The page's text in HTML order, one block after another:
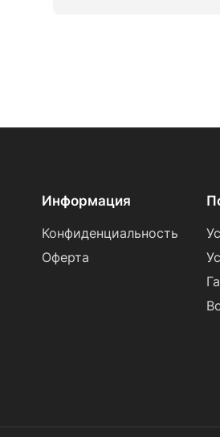
Информация
Конфиденциальность
Оферта